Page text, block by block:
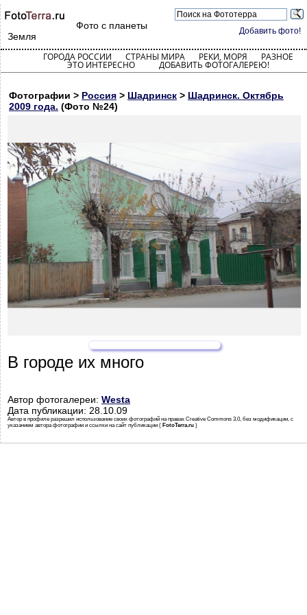
Добавить фото!
Фото с планеты
Земля
ГОРОДА РОССИИ СТРАНЫ МИРА РЕКИ, МОРЯ РАЗНОЕ
ЭТО ИНТЕРЕСНО ДОБАВИТЬ ФОТОГАЛЕРЕЮ!
Фотографии > Россия > Шадринск > Шадринск. Октябрь
2009 года. (Фото №24)
В городе их много
Автор фотогалереи: Westa
Дата публикации: 28.10.09
Автор в профиле разрешил использование своих фотографий на правах Creative Commons 3.0, без модификации, с
указанием автора фотографии и ссылки на сайт публикации ( FotoTerra.ru )